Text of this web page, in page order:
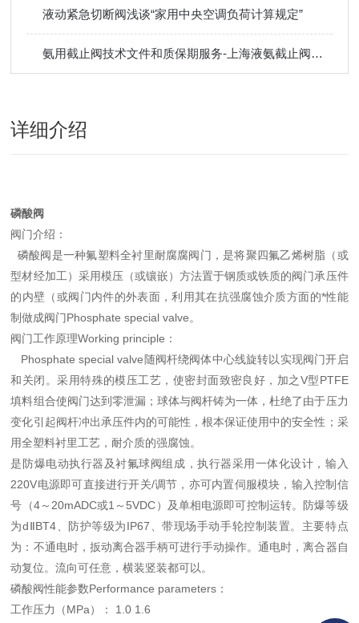
液动紧急切断阀浅谈“家用中央空调负荷计算规定”
氨用截止阀技术文件和质保期服务-上海液氨截止阀厂家
详细介绍
磷酸阀
阀门介绍：
磷酸阀是一种氟塑料全衬里耐腐腐阀门，是将聚四氟乙烯树脂（或
型材经加工）采用模压（或镶嵌）方法置于钢质或铁质的阀门承压件
的内壁（或阀门内件的外表面，利用其在抗强腐蚀介质方面的*性能
制做成阀门Phosphate special valve。
阀门工作原理Working principle：
Phosphate special valve随阀杆绕阀体中心线旋转以实现阀门开启
和关闭。采用特殊的模压工艺，使密封面致密良好，加之V型PTFE
填料组合使阀门达到零泄漏；球体与阀杆铸为一体，杜绝了由于压力
变化引起阀杆冲出承压件内的可能性，根本保证使用中的安全性；采
用全塑料衬里工艺，耐介质的强腐蚀。
是防爆电动执行器及衬氟球阀组成，执行器采用一体化设计，输入
220V电源即可直接进行开关/调节，亦可内置伺服模块，输入控制信
号（4～20mADC或1～5VDC）及单相电源即可控制运转。防爆等级
为dⅡBT4、防护等级为IP67、带现场手动手轮控制装置。主要特点
为：不通电时，扳动离合器手柄可进行手动操作。通电时，离合器自
动复位。流向可任意，横装竖装都可以。
磷酸阀性能参数Performance parameters：
工作压力（MPa）： 1.0 1.6